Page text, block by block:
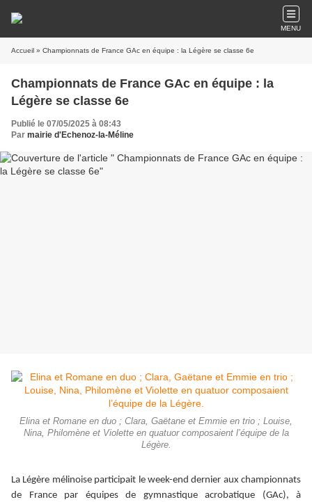
MENU
Accueil » Championnats de France GAc en équipe : la Légère se classe 6e
Championnats de France GAc en équipe : la
Légère se classe 6e
Publié le 07/05/2025 à 08:43
Par mairie d'Echenoz-la-Méline
Elina et Romane en duo ; Clara, Gaëtane et Emmie en trio ; Louise,
Nina, Philomène et Violette en quatuor composaient l’équipe de la
Légère.
La Légère mélinoise participait le week-end dernier aux championnats
de France par équipes de gymnastique acrobatique (GAc), à